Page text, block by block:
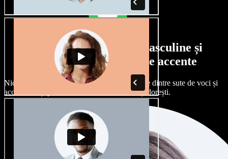
Selecție largă de voci masculine și
feminine, cu tot felul de accente
Niciun proiect nu trebuie să sune la fel. Alege dintre sute de voci și
accente AI și personalizează-le exact cum îți dorești.